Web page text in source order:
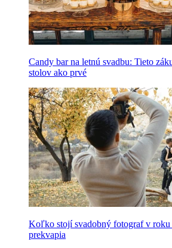
Candy bar na letnú svadbu: Tieto
stolov ako prvé
Koľko stojí svadobný fotograf v roku
prekvapia